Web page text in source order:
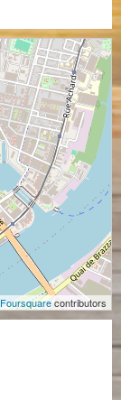
Foursquarecontributors